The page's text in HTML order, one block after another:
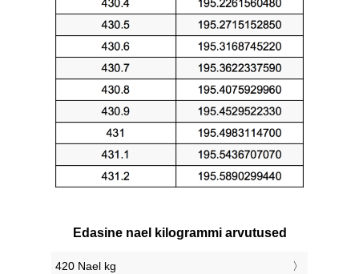
Edasine nael kilogrammi arvutused
420 Nael kg